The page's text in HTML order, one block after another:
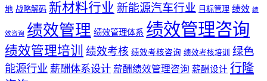
地 战略解码 新材料行业 新能源汽车行业 目标管理 绩效 绩
效咨询 绩效管理 绩效管理体系 绩效管理咨询
绩效管理培训 绩效考核 绩效考核咨询 绩效考核培训
绿色
能源行业 薪酬体系设计 薪酬绩效管理咨询 薪酬设计 行隆